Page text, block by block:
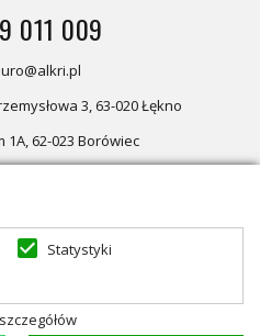
011 009
3, 63-020 Łękno
1A, 62-023 Borówiec
zakupów detalicznych
Statystyki
byzentoshop